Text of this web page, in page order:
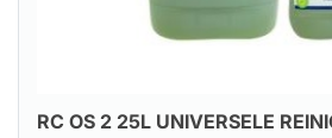
RC OS 2 25L UNIVERSELE